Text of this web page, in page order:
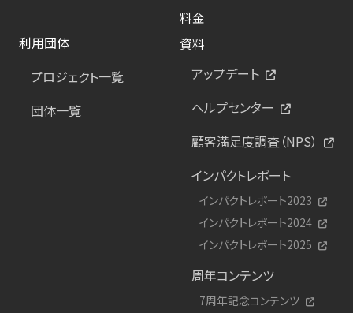
料金
利用団体
プロジェクト一覧
団体一覧
資料
アップデート
ヘルプセンター
顧客満足度調査（NPS）
インパクトレポート
インパクトレポート2023
インパクトレポート2024
インパクトレポート2025
周年コンテンツ
7周年記念コンテンツ